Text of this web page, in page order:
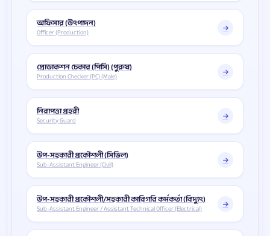
অফিসার (উৎপাদন)
Officer (Production)
প্রোডাকশন চেকার (পিসি) (পুরুষ)
Production Checker (PC) (Male)
নিরাপত্তা প্রহরী
Security Guard
উপ-সহকারী প্রকৌশলী (সিভিল)
Sub-Assistant Engineer (Civil)
উপ-সহকারী প্রকৌশলী/সহকারী কারিগরি কর্মকর্তা (বিদ্যুৎ)
Sub-Assistant Engineer / Assistant Technical Officer (Electrical)